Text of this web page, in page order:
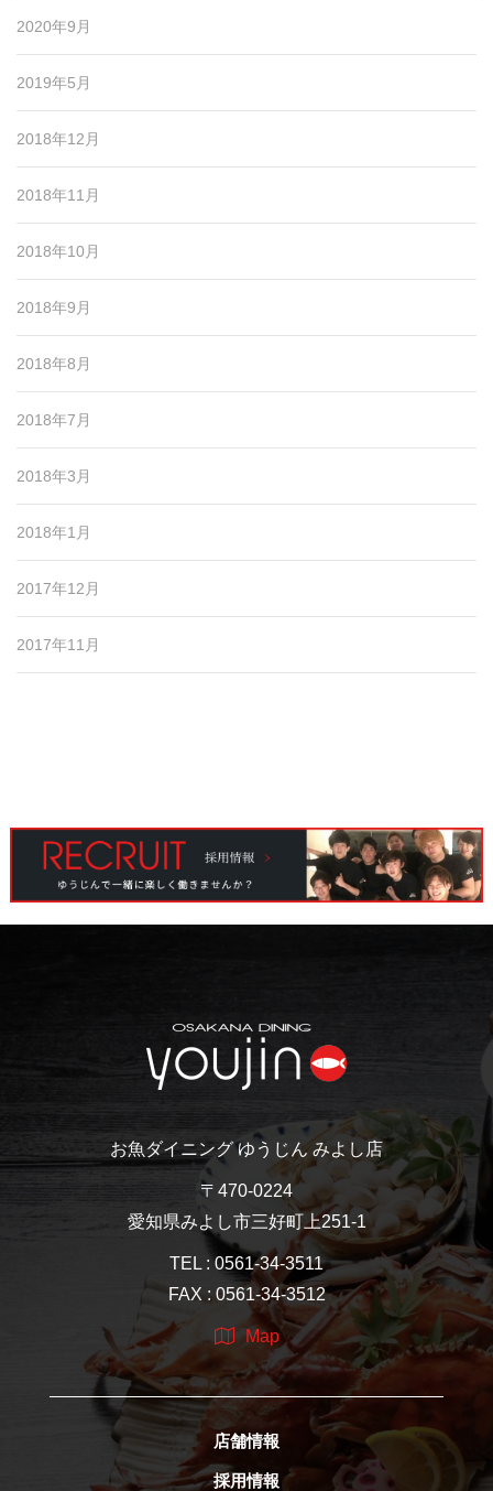
2020年9月
2019年5月
2018年12月
2018年11月
2018年10月
2018年9月
2018年8月
2018年7月
2018年3月
2018年1月
2017年12月
2017年11月
お魚ダイニング ゆうじん みよし店
〒470-0224
愛知県みよし市三好町上251-1
TEL : 0561-34-3511
FAX : 0561-34-3512
Map
店舗情報
採用情報